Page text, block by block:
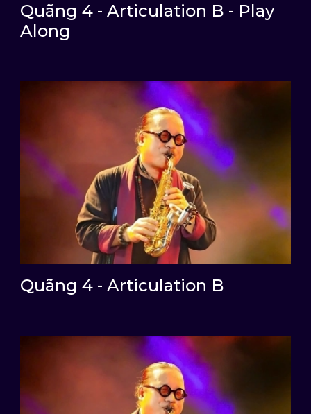
Quãng 4 - Articulation B - Play
Along
Quãng 4 - Articulation B